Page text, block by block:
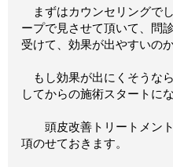
まずはカウンセリングで
ープで見させて頂いて、問
受けて、効果が出やすいの
もし効果が出にくそうな
してからの施術スタートに
頭皮改善トリートメント
項のせておきます。